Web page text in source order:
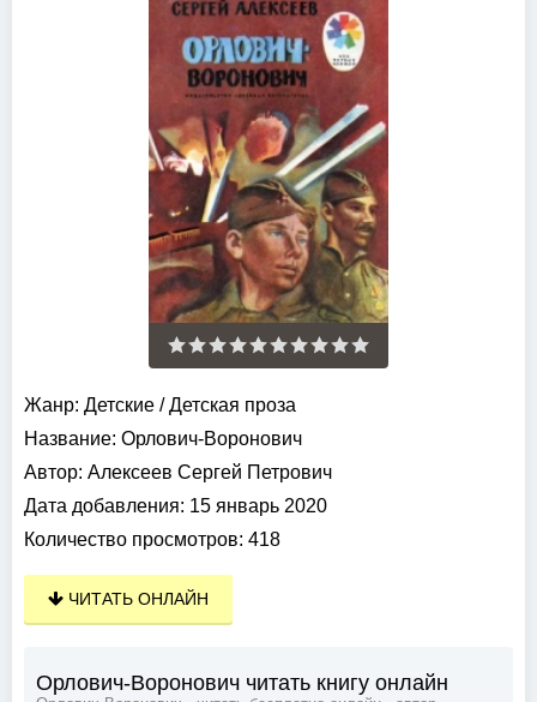
Жанр: Детские /Детская проза
Название: Орлович-Воронович
Автор: Алексеев Сергей Петрович
Дата добавления: 15 январь 2020
Количество просмотров: 418
ЧИТАТЬ ОНЛАЙН
Орлович-Воронович читать книгу онлайн